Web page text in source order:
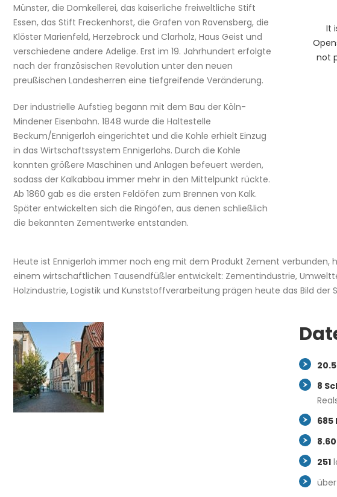
Münster, die Domkellerei, das kaiserliche freiweltliche Stift
Essen, das Stift Freckenhorst, die Grafen von Ravensberg, die
Klöster Marienfeld, Herzebrock und Clarholz, Haus Geist und
verschiedene andere Adelige. Erst im 19. Jahrhundert erfolgte
nach der französischen Revolution unter den neuen
preußischen Landesherren eine tiefgreifende Veränderung.
Der industrielle Aufstieg begann mit dem Bau der Köln-
Mindener Eisenbahn. 1848 wurde die Haltestelle
Beckum/Ennigerloh eingerichtet und die Kohle erhielt Einzug
in das Wirtschaftssystem Ennigerlohs. Durch die Kohle
konnten größere Maschinen und Anlagen befeuert werden,
sodass der Kalkabbau immer mehr in den Mittelpunkt rückte.
Ab 1860 gab es die ersten Feldöfen zum Brennen von Kalk.
Später entwickelten sich die Ringöfen, aus denen schließlich
die bekannten Zementwerke entstanden.
It
not
Heute ist Ennigerloh immer noch eng mit dem Produkt Zement
einem wirtschaftlichen Tausendfüßler entwickelt: Zementindustrie,
Holzindustrie, Logistik und Kunststoffverarbeitung prägen heute das Bild der
8
685
251
über